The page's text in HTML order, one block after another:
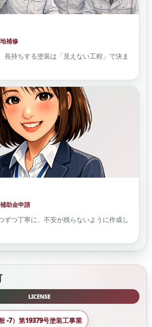
補修
長持ちする塗装は「見えない工程」で決ま
助金申請
ずつ丁寧に、不安が残らないように作成し
LICENSE
-7）第19379号塗装工事業